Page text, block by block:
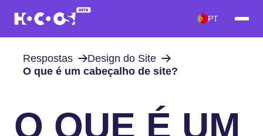
PT
Respostas
Design do Site
O que é um cabeçalho de site?
O QUE É UM